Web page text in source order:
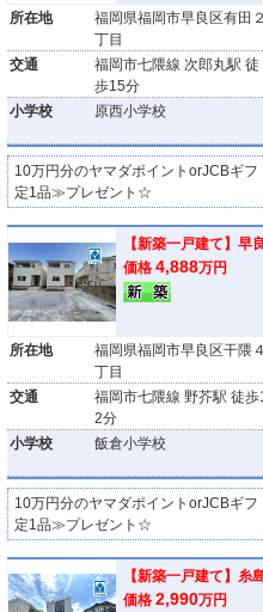
所在地
福岡県福岡市早良区有田２
丁目
交通
福岡市七隈線 次郎丸駅 徒
歩15分
小学校 原西小学校
10万円分のヤマダポイントorJCBギ
定1品≫プレゼント☆
【新築一戸建て】
価格 4,888万円
所在地
福岡県福岡市早良区干隈４
丁目
交通
福岡市七隈線 野芥駅 徒歩1
2分
小学校 飯倉小学校
10万円分のヤマダポイントorJCBギ
定1品≫プレゼント☆
【新築一戸建て】
価格 2,990万円